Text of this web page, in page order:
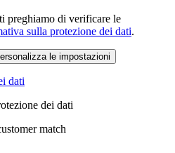
preghiamo di verificare le
sulla protezione dei dati.
le impostazioni
dati
dei dati
match